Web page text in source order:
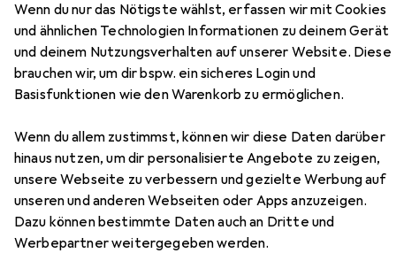
Wenn du nur das Nötigste wählst, erfassen wir mit Cookies
und ähnlichen Technologien Informationen zu deinem Gerät
und deinem Nutzungsverhalten auf unserer Website. Diese
brauchen wir, um dir bspw. ein sicheres Login und
Basisfunktionen wie den Warenkorb zu ermöglichen.
Wenn du allem zustimmst, können wir diese Daten darüber
hinaus nutzen, um dir personalisierte Angebote zu zeigen,
unsere Webseite zu verbessern und gezielte Werbung auf
unseren und anderen Webseiten oder Apps anzuzeigen.
Dazu können bestimmte Daten auch an Dritte und
Werbepartner weitergegeben werden.
HoyaPRO ND Filter Kit 8/64/1000
Filterset
58 mm 72 mm 77 mm
Zubehör für Hoya PRO ND Filter
Kit 8/64/1000 Filterset
Hier findest du passendes Zubehör zum Produkt Hoya
PRO ND Filter Kit 8/64/1000 Filterset aus der Kategorie
Objektivfilter Zubehör.